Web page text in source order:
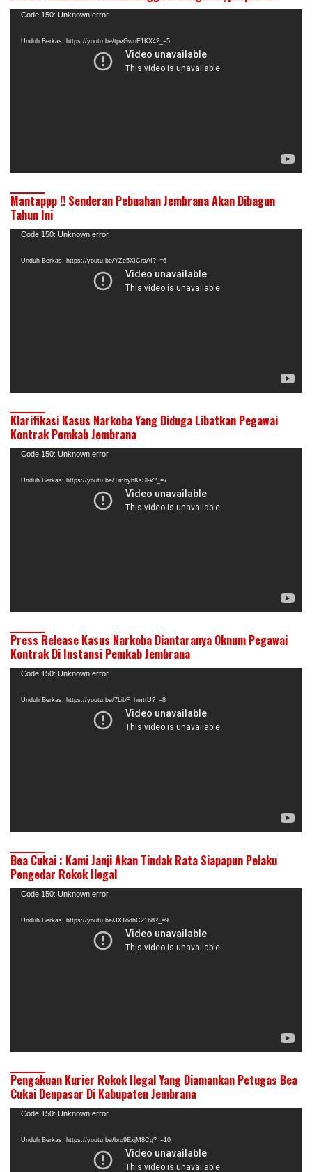
Pemutar
Code 150: Unknown error.
Unduh Berkas: https://youtu.be/tpvGwnE1KX4?_=5
Mantappp !! Senderan Pebuahan Jembrana Akan Dibagun
Tahun Ini
Pemutar
Code 150: Unknown error.
Unduh Berkas: https://youtu.be/YZe5XICraAI?_=6
Klarifikasi Kasus Narkoba Yang Diduga Libatkan Pegawai
Kontrak Pemkab Jembrana
Pemutar
Code 150: Unknown error.
Unduh Berkas: https://youtu.be/TmbybKsSl-k?_=7
Press Release Kasus Narkoba Diantaranya Oknum Pegawai
Kontrak Di Instansi Pemkab Jembrana
Pemutar
Code 150: Unknown error.
Unduh Berkas: https://youtu.be/7LibF_hmttU?_=8
Bea Cukai : Kami Janji Akan Tindak Rata Siapapun Pelaku
Pengedar Rokok Ilegal
Pemutar
Code 150: Unknown error.
Unduh Berkas: https://youtu.be/JXTodhC21b8?_=9
Pengakuan Kurier Rokok Ilegal Yang Diamankan Petugas Bea
Cukai Denpasar Di Kabupaten Jembrana
Pemutar
Code 150: Unknown error.
Unduh Berkas: https://youtu.be/bro9ExjM8Cg?_=10